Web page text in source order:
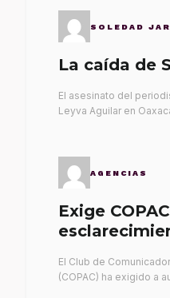
SOLEDAD
La caída de
El asesinato del
Leyva Aguilar en
AGENCIAS
Exige
El Club de
(COPAC) ha exigido a